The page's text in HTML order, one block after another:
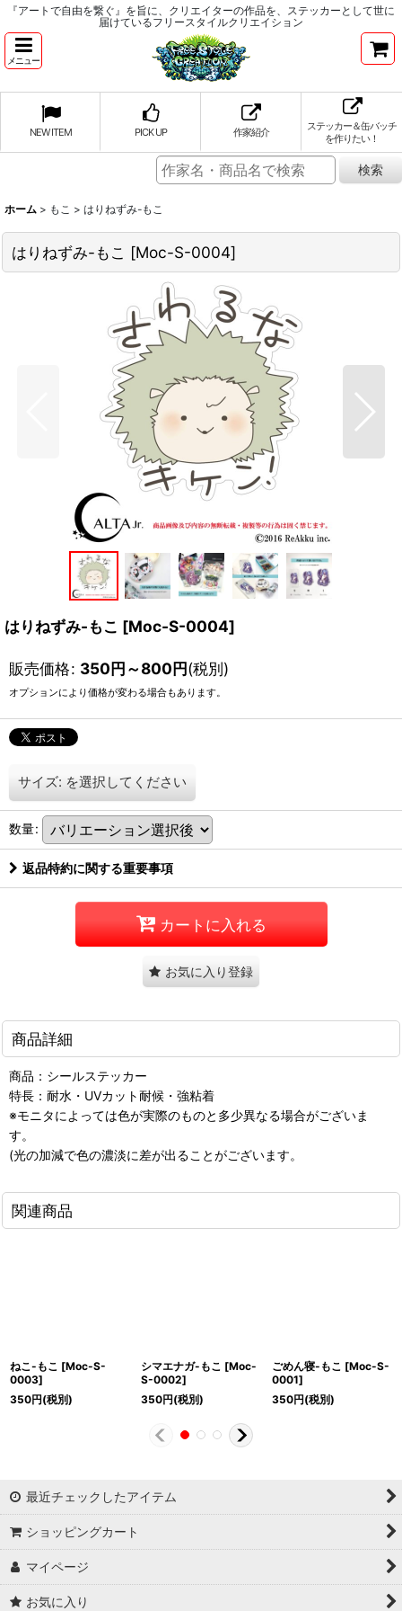
『アートで自由を繋ぐ』を旨に、クリエイターの作品を、ステッカーとして世に
届けているフリースタイルクリエイション
メニュー
NEW ITEM PICK UP 作家紹介
ステッカー＆缶バッチ
を作りたい！
ホーム > もこ > はりねずみ-もこ
はりねずみ-もこ [Moc-S-0004]
はりねずみ-もこ [Moc-S-0004]
販売価格: 350円～800円(税別)
オプションにより価格が変わる場合もあります。
サイズ: を選択してください
数量:
返品特約に関する重要事項
カートに入れる
お気に入り登録
商品詳細
商品：シールステッカー
特長：耐水・UVカット耐候・強粘着
※モニタによっては色が実際のものと多少異なる場合がございま
す。
(光の加減で色の濃淡に差が出ることがございます。
関連商品
ねこ-もこ [Moc-S-
0003]
350円(税別)
シマエナガ-もこ [Moc-
S-0002]
350円(税別)
ごめん寝-もこ [Moc-S-
0001]
350円(税別)
最近チェックしたアイテム
ショッピングカート
マイページ
お気に入り